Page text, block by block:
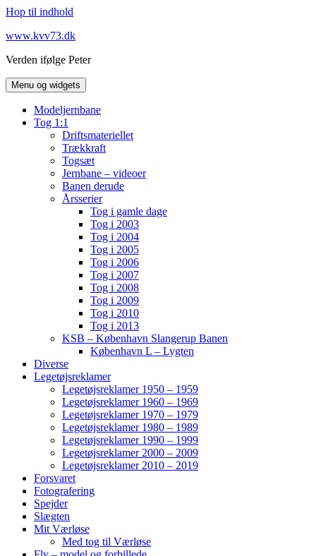
Hop til indhold
www.kvv73.dk
Verden ifølge Peter
Menu og widgets
Modeljernbane
Tog 1:1
Driftsmateriellet
Trækkraft
Togsæt
Jernbane – videoer
Banen derude
Årsserier
Tog i gamle dage
Tog i 2003
Tog i 2004
Tog i 2005
Tog i 2006
Tog i 2007
Tog i 2008
Tog i 2009
Tog i 2010
Tog i 2013
KSB – København Slangerup Banen
København L – Lygten
Diverse
Legetøjsreklamer
Legetøjsreklamer 1950 – 1959
Legetøjsreklamer 1960 – 1969
Legetøjsreklamer 1970 – 1979
Legetøjsreklamer 1980 – 1989
Legetøjsreklamer 1990 – 1999
Legetøjsreklamer 2000 – 2009
Legetøjsreklamer 2010 – 2019
Forsvaret
Fotografering
Spejder
Slægten
Mit Værløse
Med tog til Værløse